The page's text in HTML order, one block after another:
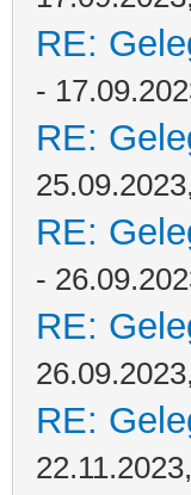
RE:
-
RE:
RE:
-
RE:
RE: